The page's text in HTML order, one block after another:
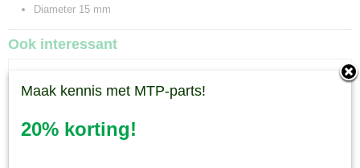
Diameter 15 mm
Ook interessant
Maak kennis met MTP-parts!
20% korting!